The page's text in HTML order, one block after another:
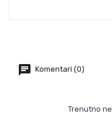
Komentari (0)
Trenutno